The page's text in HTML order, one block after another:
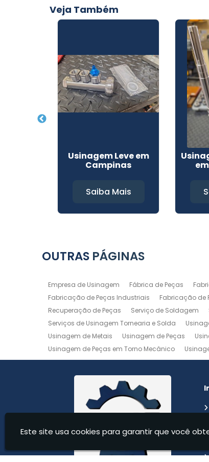
Veja Também
Usinagem Leve em
Campinas
Saiba Mais
OUTRAS PÁGINAS
Empresa de Usinagem Fábrica de Peças
Fabricação de Peças Industriais
Fabricação de
Recuperação de Peças
Serviço de Soldagem
Serviços de Usinagem Tornearia e Solda
Usinagem de Metais
Usinagem de Peças
Usinagem de Peças em Torno Mecânico
Usinagem de Precisão
Usinagem em Aluminio
Usinagem Maquinas
Usinagem Mecanica
Este site usa cookies para garantir que você